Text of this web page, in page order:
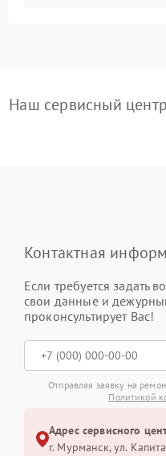
Наш сервисный
Контактная
Если требуется задать
свои данные и
проконсультирует Вас!
Отправляя заявку на
Политикой
Адрес сервисного
г. Мурманск, ул.